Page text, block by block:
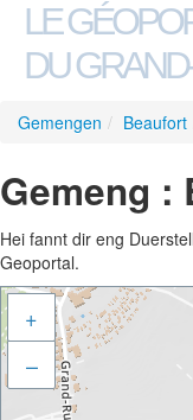
LE
DU
Gemengen / Beaufort
Gemeng :
Hei fannt dir eng
Geoportal.
+
–